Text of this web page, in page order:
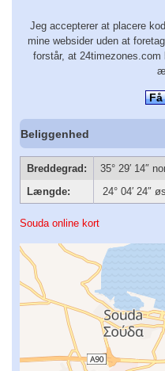
Jeg accepterer at placere
mine websider uden at
forstår, at
Beliggenhed
Breddegrad:
35° 29′ 14″
Længde:
24° 04′ 24″
Souda online kort